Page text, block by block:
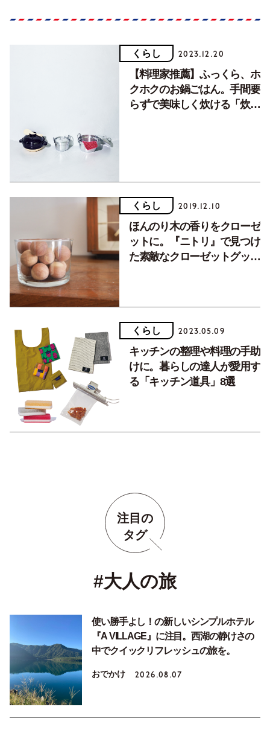
くらし 2023.12.20
【料理家推薦】ふっくら、ホ
クホクのお鍋ごはん。手間要
らずで美味しく炊ける「炊飯
くらし 2019.12.10
ほんのり木の香りをクローゼ
ットに。『ニトリ』で見つけ
た素敵なクローゼットグッ
くらし 2023.05.09
キッチンの整理や料理の手助
けに。暮らしの達人が愛用す
る「キッチン道具」8選
注目の
タグ
#大人の旅
使い勝手よし！の新しいシンプルホテル
『A VILLAGE』に注目。西湖の静けさの
中でクイックリフレッシュの旅を。
おでかけ 2026.08.07